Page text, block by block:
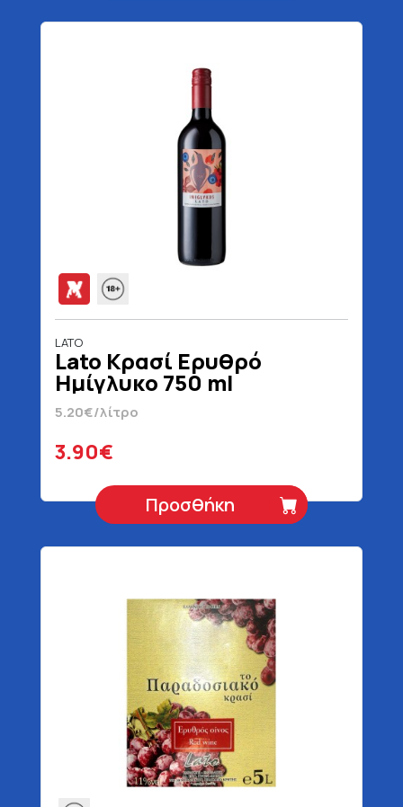
LATO
Lato Κρασί Ερυθρό
Ημίγλυκο 750 ml
5.20€/λίτρο
3.90€
Προσθήκη